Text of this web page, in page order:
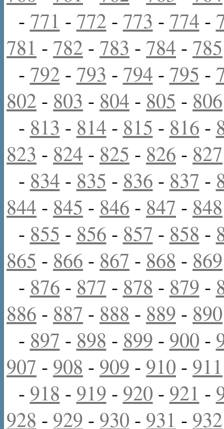
- 771 - 772 - 773 - 774 -
781 - 782 - 783 - 784 - 785
- 792 - 793 - 794 - 795 -
802 - 803 - 804 - 805 - 806
- 813 - 814 - 815 - 816 -
823 - 824 - 825 - 826 - 827
- 834 - 835 - 836 - 837 -
844 - 845 - 846 - 847 - 848
- 855 - 856 - 857 - 858 -
865 - 866 - 867 - 868 - 869
- 876 - 877 - 878 - 879 -
886 - 887 - 888 - 889 - 890
- 897 - 898 - 899 - 900 -
907 - 908 - 909 - 910 - 911
- 918 - 919 - 920 - 921 -
928 - 929 - 930 - 931 - 932